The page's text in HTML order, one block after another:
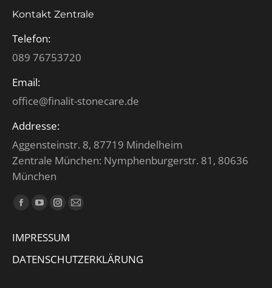
Kontakt Zentrale
Telefon:
089 76753720
Email:
office@finalit-stonecare.de
Addresse:
Aggensteinstr. 8, 87719 Mindelheim
Zentrale München: Nymphenburgerstr. 81, 80636
München
Finden Sie uns auf:
Facebook
opens
in
YouTube
opens
in
Instagram
opens
in
E-
opens
IMPRESSUM
DATENSCHUTZERKLÄRUNG